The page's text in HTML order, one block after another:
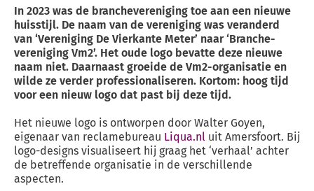
In 2023 was de branchevereniging toe aan een nieuwe
huisstijl. De naam van de vereniging was veranderd
van ‘Vereniging De Vierkante Meter’ naar ‘Branche-
vereniging Vm2’. Het oude logo bevatte deze nieuwe
naam niet. Daarnaast groeide de Vm2-organisatie en
wilde ze verder professionaliseren. Kortom: hoog tijd
voor een nieuw logo dat past bij deze tijd.
Het nieuwe logo is ontworpen door Walter Goyen,
eigenaar van reclamebureau Liqua.nluit Amersfoort. Bij
logo-designs visualiseert hij graag het ‘verhaal’ achter
de betreffende organisatie in de verschillende
aspecten.